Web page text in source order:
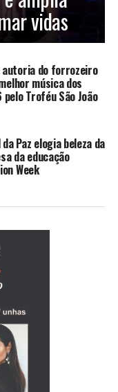
vidas
autoria do forrozeiro
música dos
Troféu São João
da Paz elogia beleza da
da educação
Week